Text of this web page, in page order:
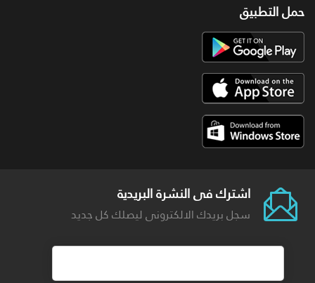
حمل التطبيق
اشترك فى النشرة البريدية
سجل بريدك الالكترونى ليصلك كل جديد